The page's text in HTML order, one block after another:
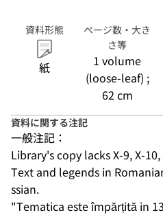
資料形態
紙
ページ数・大き
さ等
1 volume
(loose-leaf) ;
62 cm
資料に関する注記
一般注記：
Library's copy lacks X-9, X-10,
Text and legends in
ssian.
"Tematica este împărțită in